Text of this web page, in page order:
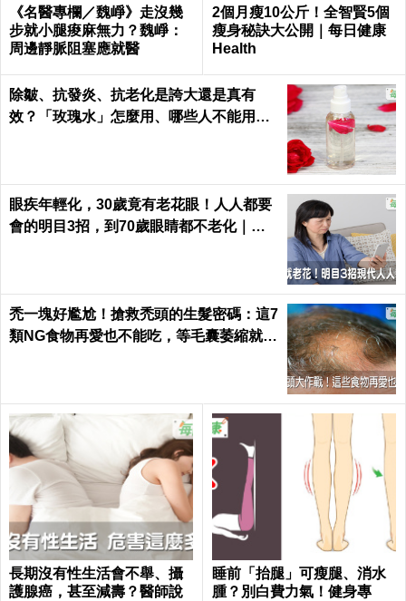
《名醫專欄／魏崢》走沒幾
步就小腿痠麻無力？魏崢：
周邊靜脈阻塞應就醫
2個月瘦10公斤！全智賢5個
瘦身秘訣大公開｜每日健康
Health
除皺、抗發炎、抗老化是誇大還是真有
效？「玫瑰水」怎麼用、哪些人不能用｜
眼疾年輕化，30歲竟有老花眼！人人都要
會的明目3招，到70歲眼睛都不老化｜每
禿一塊好尷尬！搶救禿頭的生髮密碼：這7
類NG食物再愛也不能吃，等毛囊萎縮就來
長期沒有性生活會不舉、攝
護腺癌，甚至減壽？醫師說
睡前「抬腿」可瘦腿、消水
腫？別白費力氣！健身專